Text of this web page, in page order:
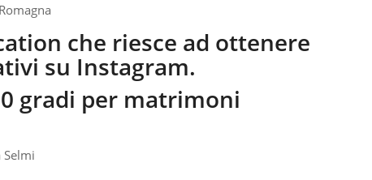
che riesce ad ottenere
su Instagram.
gradi per matrimoni